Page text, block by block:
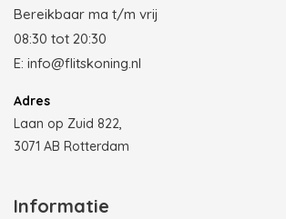
Bereikbaar ma t/m vrij
08:30 tot 20:30
E: info@flitskoning.nl
Adres
Laan op Zuid 822,
3071 AB Rotterdam
Informatie